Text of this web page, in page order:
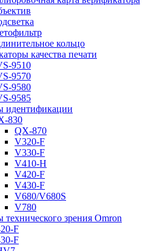
кольцо
качества печати
9510
9570
9580
9585
идентификации
830
QX-870
V320-F
V330-F
V410-H
V420-F
V430-F
V680/V680S
V780
технического зрения Omron
F
F